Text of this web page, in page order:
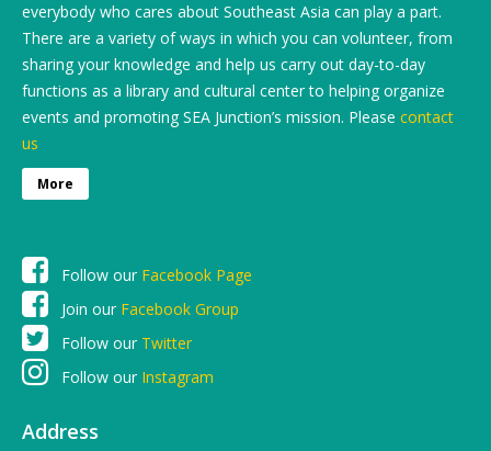
everybody who cares about Southeast Asia can play a part.
There are a variety of ways in which you can volunteer, from
sharing your knowledge and help us carry out day-to-day
functions as a library and cultural center to helping organize
events and promoting SEA Junction’s mission. Please contact
us
More
Follow our Facebook Page
Join our Facebook Group
Follow our Twitter
Follow our Instagram
Address